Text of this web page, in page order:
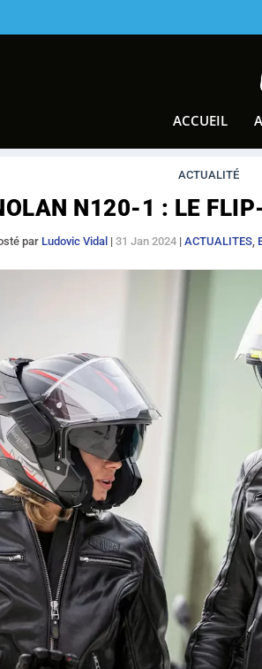
ACCUEIL
ACTUALITÉ
N120-1 : LE
par Ludovic Vidal | 31 Jan 2024 | ACTUALITES